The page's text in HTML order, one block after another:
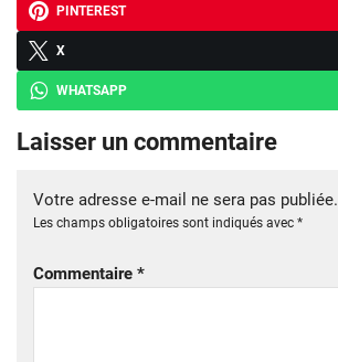
PINTEREST
X
WHATSAPP
Laisser un commentaire
Votre adresse e-mail ne sera pas publiée.
Les champs obligatoires sont indiqués avec *
Commentaire *